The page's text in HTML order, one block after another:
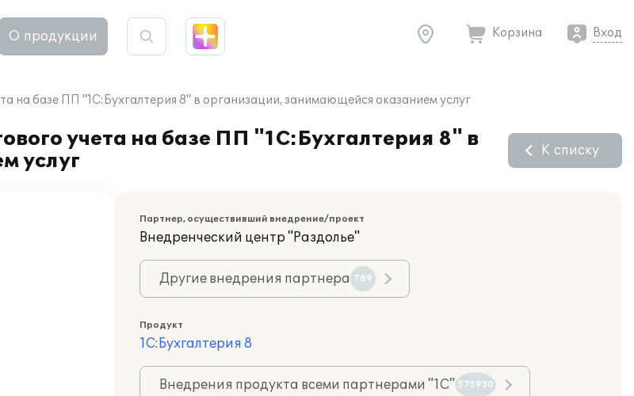
О продукции Корзина Вход
на базе ПП "1С:Бухгалтерия 8" в организации, занимающейся оказанием услуг
учета на базе ПП "1С:Бухгалтерия 8" в
услуг
К списку
Партнер, осуществивший внедрение/проект
Внедренческий центр "Раздолье"
Другие внедрения партнера 789
Продукт
1С:Бухгалтерия 8
Внедрения продукта всеми партнерами "1С" 575930